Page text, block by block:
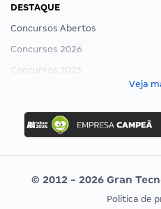
DESTAQUE
Concursos Abertos
Concursos 2026
Concursos 2025
Concurso Ibama
Concurso MPU
Editais publicados
CONCURSOS POR PROFISSÃO
Veja
© 2012 - 2026 Gran
Política de